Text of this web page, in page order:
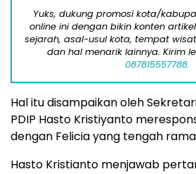
Yuks, dukung promosi kota/
online ini dengan bikin konten
sejarah, asal-usul kota, tempat
dan hal menarik lainnya. Kirim
087815557788.
Hal itu disampaikan oleh
PDIP Hasto Kristiyanto
dengan Felicia yang tengah
Hasto Kristianto menjawab